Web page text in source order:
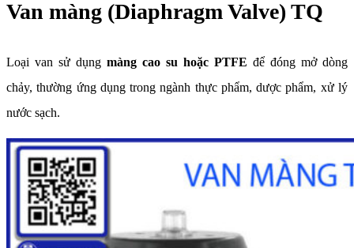
Van màng (Diaphragm Valve) TQ
Loại van sử dụng màng cao su hoặc PTFE để đóng mở dòng
chảy, thường ứng dụng trong ngành thực phẩm, dược phẩm, xử lý
nước sạch.